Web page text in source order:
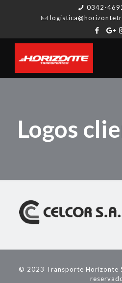
0342-
Logos
© 2023 Transporte Horizonte